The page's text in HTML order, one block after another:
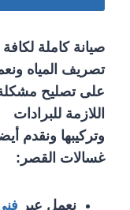
صيانة كاملة
تصريف المياه
على تصليح مشكلة
اللازمة للبرادات
وتركيبها ونقدم
غسالات القصر:
نعمل عبر